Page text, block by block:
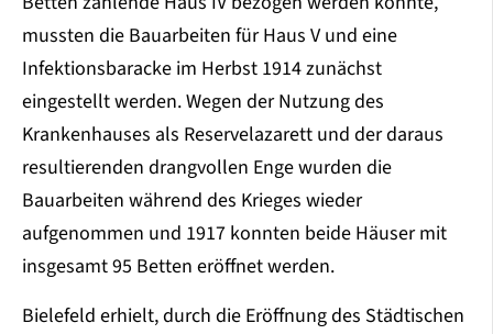
mussten die Bauarbeiten für Haus V und eine
Infektionsbaracke im Herbst 1914 zunächst
eingestellt werden. Wegen der Nutzung des
Krankenhauses als Reservelazarett und der daraus
resultierenden drangvollen Enge wurden die
Bauarbeiten während des Krieges wieder
aufgenommen und 1917 konnten beide Häuser mit
insgesamt 95 Betten eröffnet werden.
Bielefeld erhielt, durch die Eröffnung des Städtischen